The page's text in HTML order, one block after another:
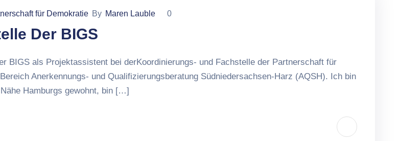
für Demokratie By Maren Lauble 0
Der BIGS
BIGS als Projektassistent bei derKoordinierungs- und Fachstelle der Partnerschaft für
Anerkennungs- und Qualifizierungsberatung Südniedersachsen-Harz (AQSH). Ich bin
Hamburgs gewohnt, bin […]